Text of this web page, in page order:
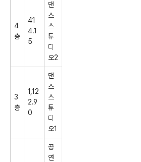
4
층
41
4.1
5
댄
스
스
튜
디
오2
3
층
1,12
2.9
0
댄
스
스
튜
디
오1
공
연